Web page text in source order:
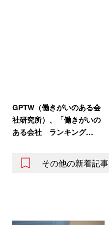
GPTW（働きがいのある会
社研究所）、「働きがいの
ある会社 ランキング…
その他の新着記事